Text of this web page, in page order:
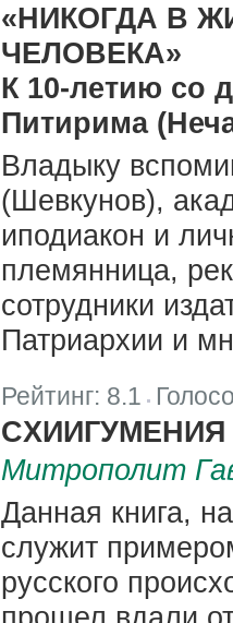
«НИКОГДА В
ЧЕЛОВЕКА»
К 10-летию со
Питирима
Владыку
(Шевкунов),
иподиакон и
племянница,
сотрудники
Патриархии и
Рейтинг: 8.1
Митрополит
Данная книга,
служит
русского